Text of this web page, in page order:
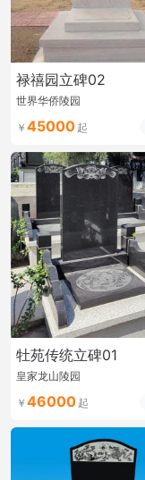
禄禧园立碑02
世界华侨陵园
45000
牡苑传统立碑01
皇家龙山陵园
46000